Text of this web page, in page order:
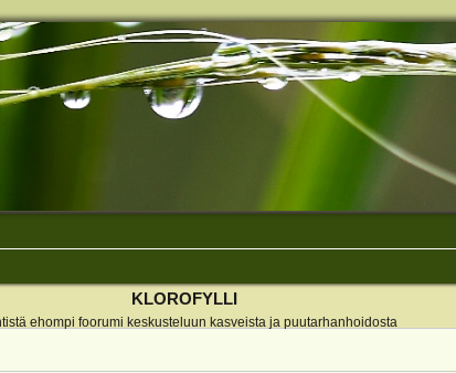
KLOROFYLLI
ehompi foorumi keskusteluun kasveista ja puutarhanhoidosta